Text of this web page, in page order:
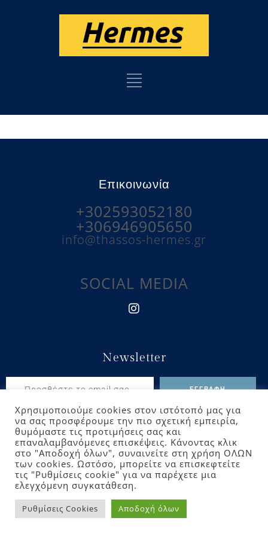
Επικοινωνία
+302593052180
+306946905650
info@thassos-hermes.gr
SOCIAL MEDIA
Newsletter
ΑρχικήGalllery ΠροορισμοίΕπικοινωνία
Χρησιμοποιούμε cookies στον ιστότοπό μας για
να σας προσφέρουμε την πιο σχετική εμπειρία,
θυμόμαστε τις προτιμήσεις σας και
επαναλαμβανόμενες επισκέψεις. Κάνοντας κλικ
στο "Αποδοχή όλων", συναινείτε στη χρήση ΟΛΩΝ
των cookies. Ωστόσο, μπορείτε να επισκεφτείτε
τις "Ρυθμίσεις cookie" για να παρέχετε μια
ελεγχόμενη συγκατάθεση.
Ρυθμίσεις Cookies Αποδοχή όλων